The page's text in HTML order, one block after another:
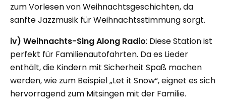
zum Vorlesen von Weihnachtsgeschichten, da
sanfte Jazzmusik für Weihnachtsstimmung sorgt.
iv) Weihnachts-Sing Along Radio: Diese Station ist
perfekt für Familienautofahrten. Da es Lieder
enthält, die Kindern mit Sicherheit Spaß machen
werden, wie zum Beispiel „Let it Snow“, eignet es sich
hervorragend zum Mitsingen mit der Familie.